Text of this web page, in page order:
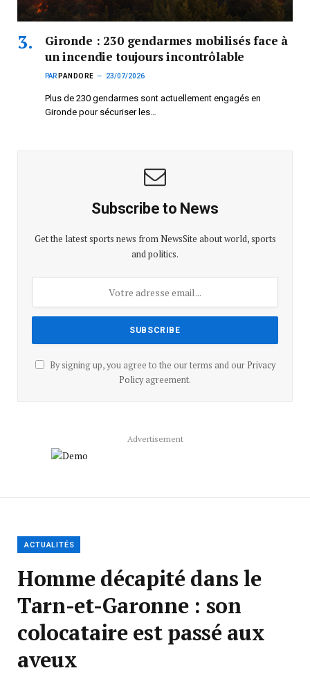
Gironde : 230 gendarmes mobilisés face à
un incendie toujours incontrôlable
PAR PANDORE 23/07/2026
Plus de 230 gendarmes sont actuellement engagés en
Gironde pour sécuriser les…
Subscribe to News
Get the latest sports news from NewsSite about world, sports
and politics.
By signing up, you agree to the our terms and our Privacy
Policyagreement.
Advertisement
ACTUALITÉS
Homme décapité dans le
Tarn-et-Garonne : son
colocataire est passé aux
aveux